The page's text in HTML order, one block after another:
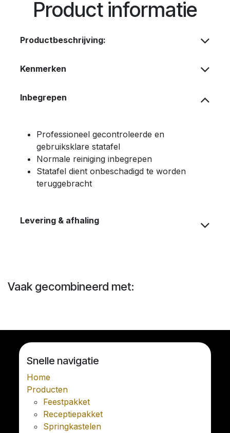
Product informatie
Productbeschrijving:
Kenmerken
Inbegrepen
Professioneel gecontroleerde en
gebruiksklare statafel
Normale reiniging inbegrepen
Statafel dient onbeschadigd te worden
teruggebracht
Levering & afhaling
Vaak gecombineerd met:
Snelle navigatie
Home
Producten
Feestpakket
Receptiepakket
Springkastelen